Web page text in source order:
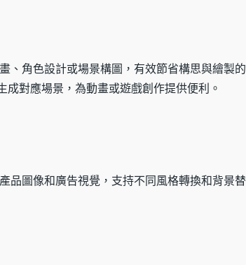
角色設計或場景構圖，有效節省構思與繪製的
對應場景，為動畫或遊戲創作提供便利。
品圖像和廣告視覺，支持不同風格轉換和背景替